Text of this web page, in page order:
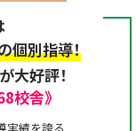
個別指導！
が大好評！
校舎》